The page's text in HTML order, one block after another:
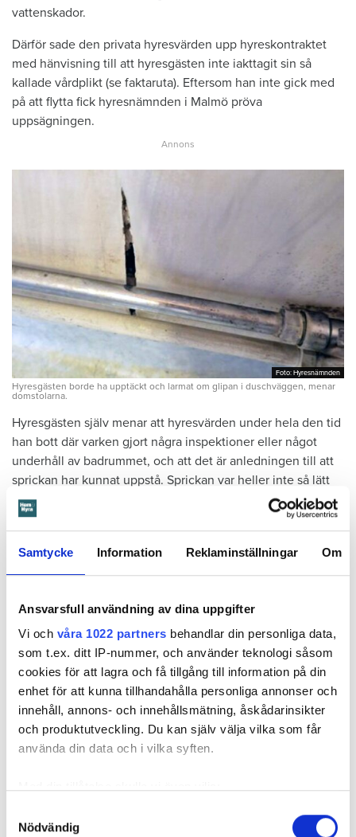
Samtycke Information Reklaminställningar Om
Ansvarsfull användning av dina uppgifter
Vi och våra 1022 partners behandlar din personliga data,
som t.ex. ditt IP-nummer, och använder teknologi såsom
cookies för att lagra och få tillgång till information på din
enhet för att kunna tillhandahålla personliga annonser och
innehåll, annons- och innehållsmätning, åskådarinsikter
och produktutveckling. Du kan själv välja vilka som får
använda din data och i vilka syften.
som kan ha en noggrannhet på upp till flera meter
Nödvändig
vattenskador.
Därför sade den privata hyresvärden upp hyreskontraktet
med hänvisning till att hyresgästen inte iakttagit sin så
kallade vårdplikt (se faktaruta). Eftersom han inte gick med
på att flytta fick hyresnämnden i Malmö pröva
uppsägningen.
Foto: Hyresnämnden
Foto: Hyresnämnden
Hyresgästen borde ha upptäckt och larmat om glipan i duschväggen, menar
domstolarna.
Hyresgästen själv menar att hyresvärden under hela den tid
han bott där varken gjort några inspektioner eller något
underhåll av badrummet, och att det är anledningen till att
sprickan har kunnat uppstå. Sprickan var heller inte så lätt
att upptäcka, menar han.
Tyckte inte renovering var nödvändig
om att renovera hela lägenheten. Men då svarade
hyresgästen att både kök och badrum var i funktionellt
skick, och att det inte fanns behov av någon renovering.
Hade hyresgästen redan då varnat om sprickan hade
skadorna inte blivit lika omfattande och dyra att åtgärda,
menar värden.
Hyresnämndengick på värdens linje och beslutade att
kontraktet skulle upphöra från sista januari 2026.
som den var och satt där den satt ha insett att den kunde